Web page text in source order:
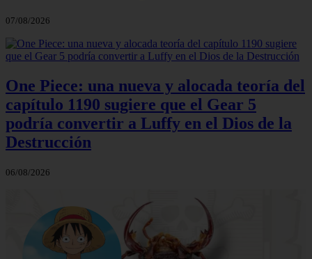
07/08/2026
One Piece: una nueva y alocada teoría del
capítulo 1190 sugiere que el Gear 5
podría convertir a Luffy en el Dios de la
Destrucción
06/08/2026